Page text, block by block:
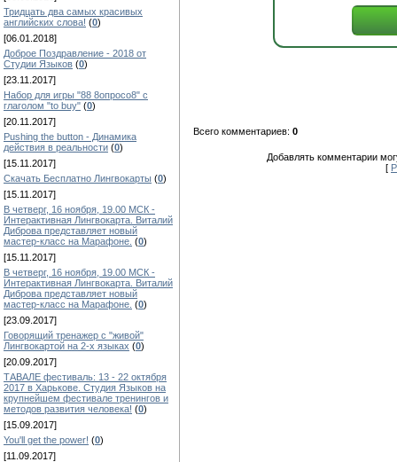
Тридцать два самых красивых
английских слова! (0)
[06.01.2018]
Доброе Поздравление - 2018 от
Студии Языков (0)
[23.11.2017]
Набор для игры "88 8опросо8" с
глаголом "to buy" (0)
[20.11.2017]
Pushing the button - Динамика
действия в реальности (0)
[15.11.2017]
Скачать Бесплатно Лингвокарты (0)
[15.11.2017]
В четверг, 16 ноября, 19.00 МСК -
Интерактивная Лингвокарта. Виталий
Диброва представляет новый
мастер-класс на Марафоне. (0)
[15.11.2017]
В четверг, 16 ноября, 19.00 МСК -
Интерактивная Лингвокарта. Виталий
Диброва представляет новый
мастер-класс на Марафоне. (0)
[23.09.2017]
Говорящий тренажер с "живой"
Лингвокартой на 2-х языках (0)
[20.09.2017]
ТАВАЛЕ фестиваль: 13 - 22 октября
2017 в Харькове. Студия Языков на
крупнейшем фестивале тренингов и
методов развития человека! (0)
[15.09.2017]
You'll get the power! (0)
[11.09.2017]
Всего комментариев: 0
Добавлять комментарии
[